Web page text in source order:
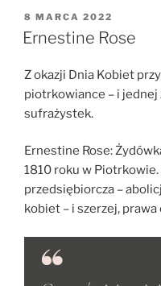
do
nosa”
OPUBLIKOWANE
W
8 MARCA 2022
Ernestine Rose
Z okazji Dnia Kobiet
piotrkowiance – i jednej
sufrażystek.
Ernestine Rose:
1810 roku w Piotrkowie.
przedsiębiorcza –
kobiet – i szerzej, prawa